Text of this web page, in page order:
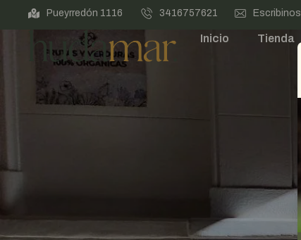
Pueyrredón 1116 3416757621 Escribinos
Inicio Tienda